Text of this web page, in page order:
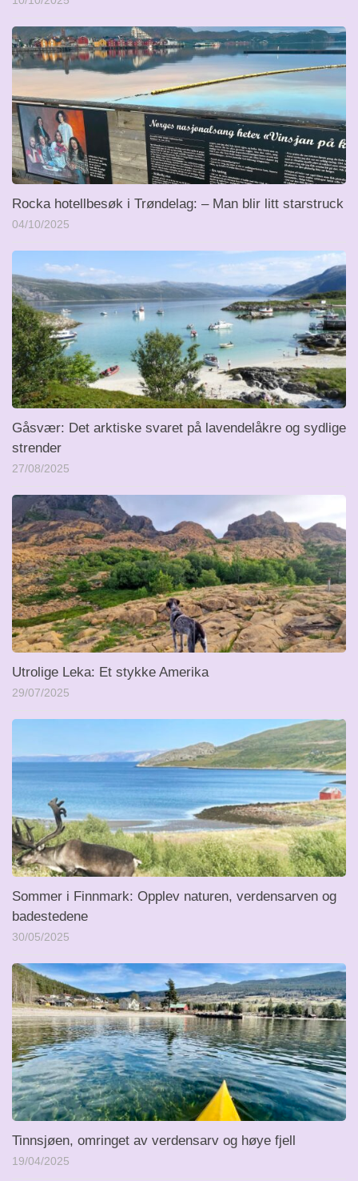
Rocka hotellbesøk i Trøndelag: – Man blir litt starstruck
04/10/2025
Gåsvær: Det arktiske svaret på lavendelåkre og sydlige
strender
27/08/2025
Utrolige Leka: Et stykke Amerika
29/07/2025
Sommer i Finnmark: Opplev naturen, verdensarven og
badestedene
30/05/2025
Tinnsjøen, omringet av verdensarv og høye fjell
19/04/2025